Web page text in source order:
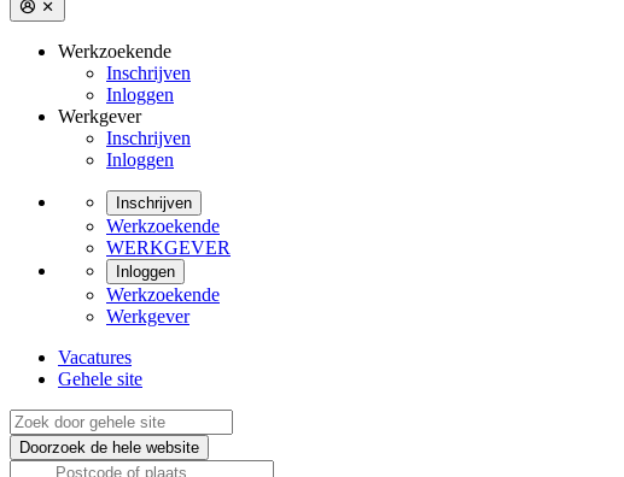
Werkzoekende
Inschrijven
Inloggen
Werkgever
Inschrijven
Inloggen
Inschrijven
Werkzoekende
WERKGEVER
Inloggen
Werkzoekende
Werkgever
Vacatures
Gehele site